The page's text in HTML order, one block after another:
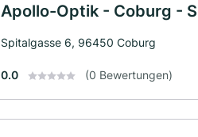
Apollo-Optik - Coburg -
Spitalgasse 6, 96450 Coburg
0.0 (0 Bewertungen)